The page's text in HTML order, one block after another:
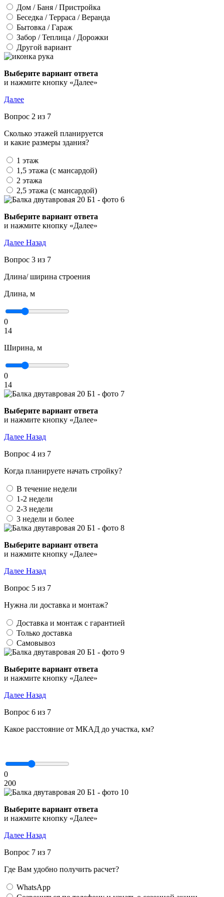
Дом / Баня / Пристройка
Беседка / Терраса / Веранда
Бытовка / Гараж
Забор / Теплица / Дорожки
Другой вариант
Выберите вариант ответа
и нажмите кнопку «Далее»
Далее
Вопрос 2 из 7
Сколько этажей планируется
и какие размеры здания?
1 этаж
1,5 этажа (с мансардой)
2 этажа
2,5 этажа (с мансардой)
Выберите вариант ответа
и нажмите кнопку «Далее»
Далее Назад
Вопрос 3 из 7
Длина/ ширина строения
Длина, м
0
14
Ширина, м
0
14
Выберите вариант ответа
и нажмите кнопку «Далее»
Далее Назад
Вопрос 4 из 7
Когда планируете начать стройку?
В течение недели
1-2 недели
2-3 недели
3 недели и более
Выберите вариант ответа
и нажмите кнопку «Далее»
Далее Назад
Вопрос 5 из 7
Нужна ли доставка и монтаж?
Доставка и монтаж с гарантией
Только доставка
Самовывоз
Выберите вариант ответа
и нажмите кнопку «Далее»
Далее Назад
Вопрос 6 из 7
Какое расстояние от МКАД до участка, км?
0
200
Выберите вариант ответа
и нажмите кнопку «Далее»
Далее Назад
Вопрос 7 из 7
Где Вам удобно получить расчет?
WhatsApp